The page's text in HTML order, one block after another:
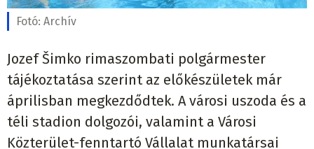
Fotó: Archív
Jozef Šimko rimaszombati polgármester
tájékoztatása szerint az előkészületek már
áprilisban megkezdődtek. A városi uszoda és a
téli stadion dolgozói, valamint a Városi
Közterület-fenntartó Vállalat munkatársai